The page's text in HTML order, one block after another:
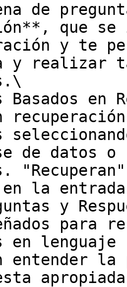
de
que se
y te
y realizar
Basados en
de datos
en la
y
para
en
entender la